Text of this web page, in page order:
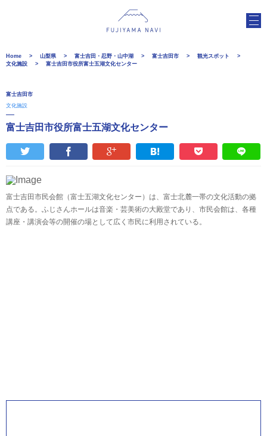
Home 山梨県 富士吉田・忍野・山中湖 富士吉田市
観光スポット
文化施設
富士吉田市役所富士五湖文化センター
富士吉田市
文化施設
富士吉田市役所富士五湖文化センター
富士吉田市民会館（富士五湖文化センター）は、富士北麓一帯の文化活動の拠
点である。ふじさんホールは音楽・芸美術の大殿堂であり、市民会館は、各種
講座・講演会等の開催の場として広く市民に利用されている。